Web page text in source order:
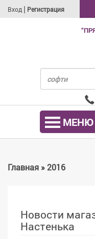
Вход | Регистрация
МЕНЮ
Главная»2016
Новости
Настенька